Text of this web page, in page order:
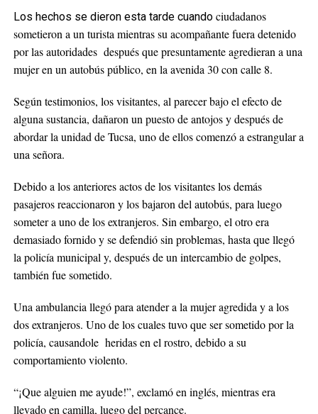
Los hechos se dieron esta tarde cuando ciudadanos
sometieron a un turista mientras su acompañante fuera detenido
por las autoridades después que presuntamente agredieran a una
mujer en un autobús público, en la avenida 30 con calle 8.
Según testimonios, los visitantes, al parecer bajo el efecto de
alguna sustancia, dañaron un puesto de antojos y después de
abordar la unidad de Tucsa, uno de ellos comenzó a estrangular a
una señora.
Debido a los anteriores actos de los visitantes los demás
pasajeros reaccionaron y los bajaron del autobús, para luego
someter a uno de los extranjeros. Sin embargo, el otro era
demasiado fornido y se defendió sin problemas, hasta que llegó
la policía municipal y, después de un intercambio de golpes,
también fue sometido.
Una ambulancia llegó para atender a la mujer agredida y a los
dos extranjeros. Uno de los cuales tuvo que ser sometido por la
policía, causandole heridas en el rostro, debido a su
comportamiento violento.
“¡Que alguien me ayude!”, exclamó en inglés, mientras era
llevado en camilla, luego del percance.